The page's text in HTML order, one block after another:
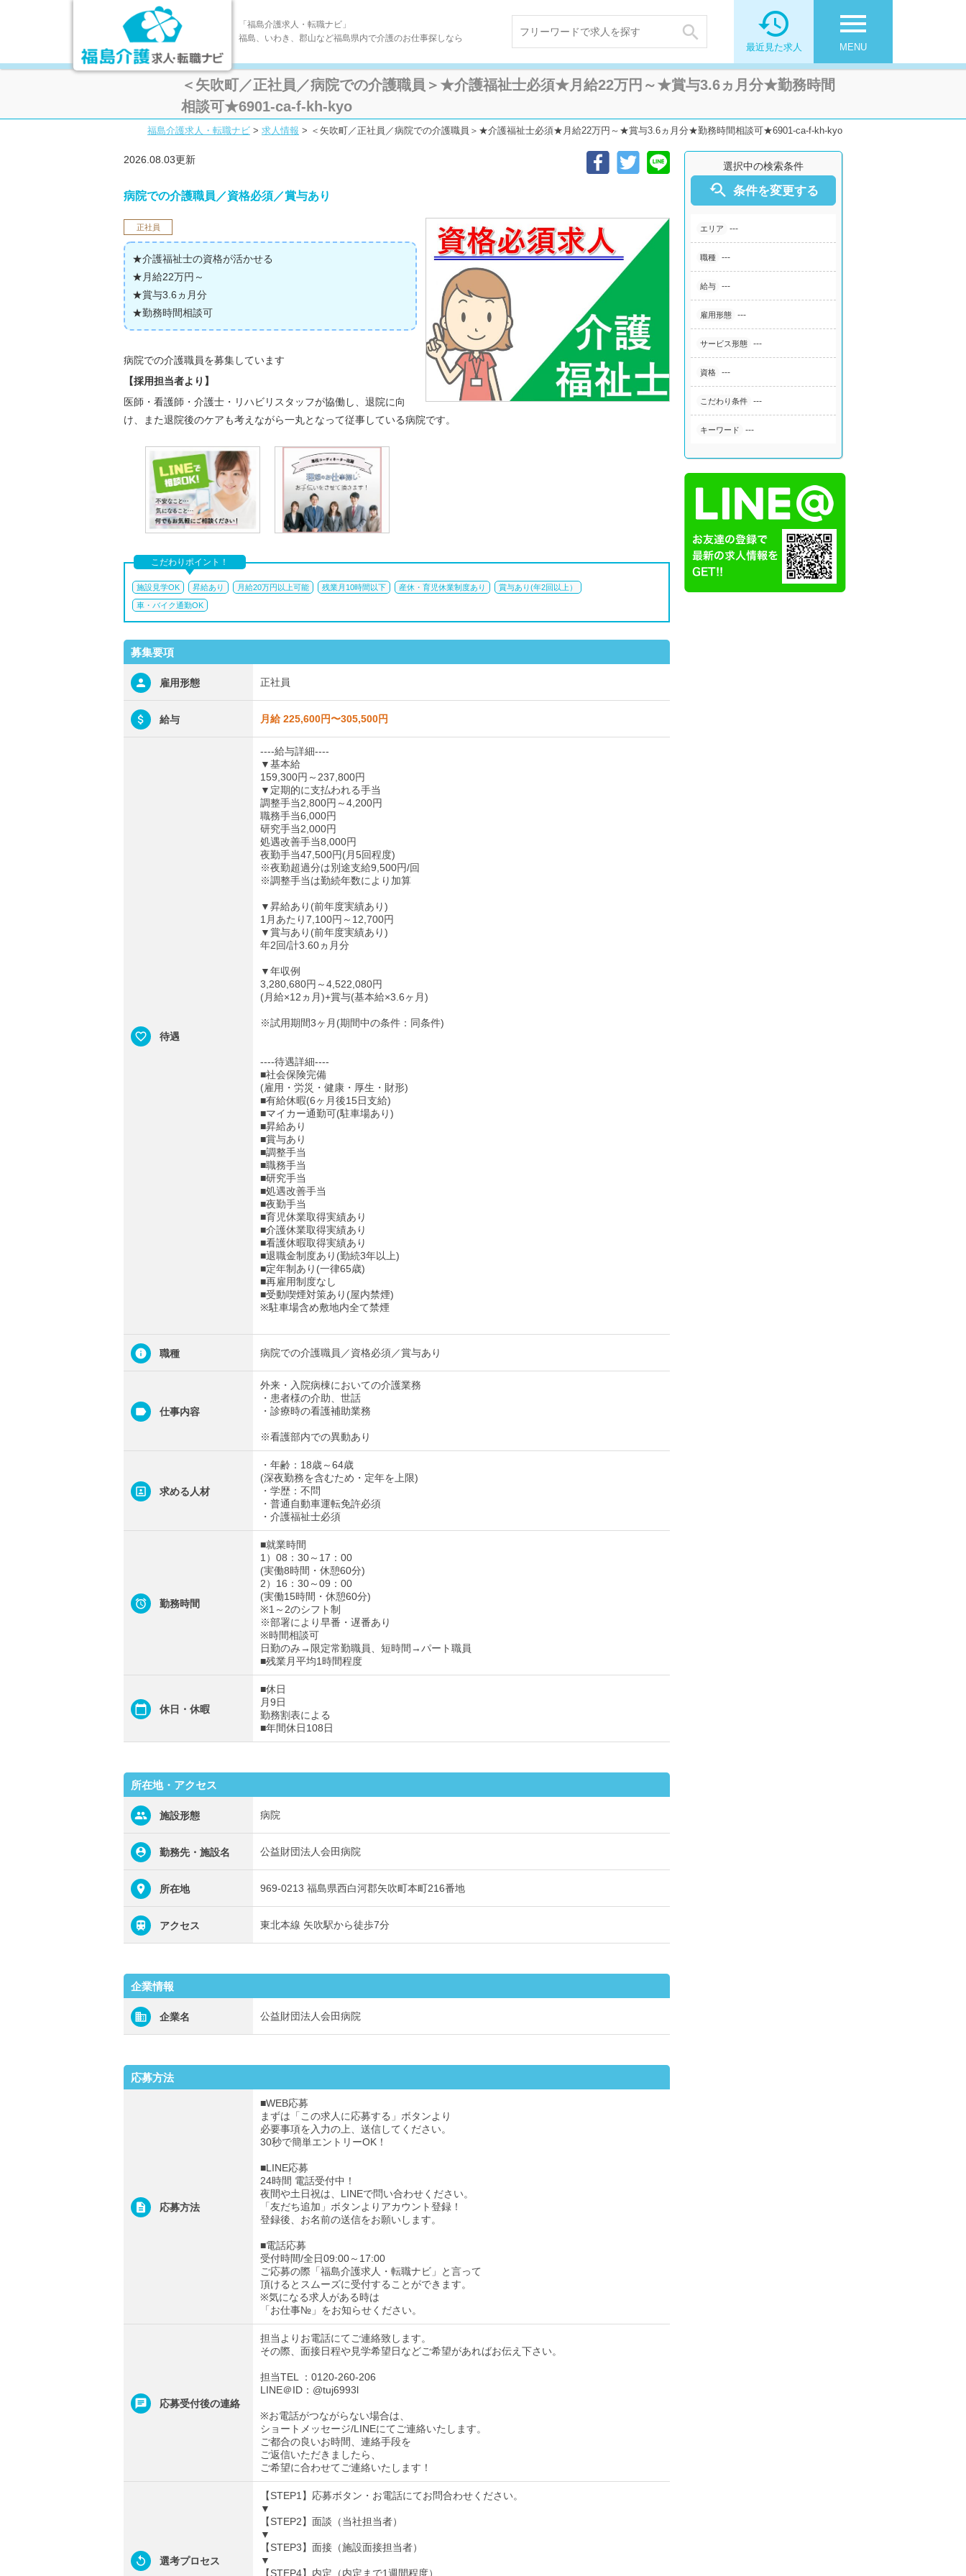
「福島介護求人・転職ナビ」
福島、いわき、郡山など福島県内で介護のお仕事探しなら
 menu
MENU

最近見た求人
＜矢吹町／正社員／病院での介護職員＞★介護福祉士必須★月給22万円～★賞与3.6ヵ月分★勤務時間
相談可★6901-ca-f-kh-kyo
福島介護求人・転職ナビ > 求人情報 > ＜矢吹町／正社員／病院での介護職員＞★介護福祉士必須★月給22万円～★賞与3.6ヵ月分★勤務時間相談可★6901-ca-f-kh-kyo
選択中の検索条件
 条件を変更する
エリア ---
職種 ---
給与 ---
雇用形態 ---
サービス形態 ---
資格 ---
こだわり条件 ---
キーワード ---
2026.08.03更新
病院での介護職員／資格必須／賞与あり
正社員
★介護福祉士の資格が活かせる
★月給22万円～
★賞与3.6ヵ月分
★勤務時間相談可
病院での介護職員を募集しています
【採用担当者より】
医師・看護師・介護士・リハビリスタッフが協働し、退院に向
け、また退院後のケアも考えながら一丸となって従事している病院です。
こだわりポイント！
施設見学OK 昇給あり 月給20万円以上可能 残業月10時間以下 産休・育児休業制度あり 賞与あり(年2回以上）
車・バイク通勤OK
募集要項
雇用形態 正社員
給与 月給 225,600円〜305,500円
待遇
----給与詳細----
▼基本給
159,300円～237,800円
▼定期的に支払われる手当
調整手当2,800円～4,200円
職務手当6,000円
研究手当2,000円
処遇改善手当8,000円
夜勤手当47,500円(月5回程度)
※夜勤超過分は別途支給9,500円/回
※調整手当は勤続年数により加算
▼昇給あり(前年度実績あり)
1月あたり7,100円～12,700円
▼賞与あり(前年度実績あり)
年2回/計3.60ヵ月分
▼年収例
3,280,680円～4,522,080円
(月給×12ヵ月)+賞与(基本給×3.6ヶ月)
※試用期間3ヶ月(期間中の条件：同条件)
----待遇詳細----
■社会保険完備
(雇用・労災・健康・厚生・財形)
■有給休暇(6ヶ月後15日支給)
■マイカー通勤可(駐車場あり)
■昇給あり
■賞与あり
■調整手当
■職務手当
■研究手当
■処遇改善手当
■夜勤手当
■育児休業取得実績あり
■介護休業取得実績あり
■看護休暇取得実績あり
■退職金制度あり(勤続3年以上)
■定年制あり(一律65歳)
■再雇用制度なし
■受動喫煙対策あり(屋内禁煙)
※駐車場含め敷地内全て禁煙
職種 病院での介護職員／資格必須／賞与あり
仕事内容
外来・入院病棟においての介護業務
・患者様の介助、世話
・診療時の看護補助業務
※看護部内での異動あり
求める人材
・年齢：18歳～64歳
(深夜勤務を含むため・定年を上限)
・学歴：不問
・普通自動車運転免許必須
・介護福祉士必須
勤務時間
■就業時間
1）08：30～17：00
(実働8時間・休憩60分)
2）16：30～09：00
(実働15時間・休憩60分)
※1～2のシフト制
※部署により早番・遅番あり
※時間相談可
日勤のみ→限定常勤職員、短時間→パート職員
■残業月平均1時間程度
休日・休暇
■休日
月9日
勤務割表による
■年間休日108日
所在地・アクセス
施設形態 病院
勤務先・施設名 公益財団法人会田病院
所在地 969-0213 福島県西白河郡矢吹町本町216番地
アクセス 東北本線 矢吹駅から徒歩7分
企業情報
企業名 公益財団法人会田病院
応募方法
応募方法
■WEB応募
まずは「この求人に応募する」ボタンより
必要事項を入力の上、送信してください。
30秒で簡単エントリーOK！
■LINE応募
24時間 電話受付中！
夜間や土日祝は、LINEで問い合わせください。
「友だち追加」ボタンよりアカウント登録！
登録後、お名前の送信をお願いします。
■電話応募
受付時間/全日09:00～17:00
ご応募の際「福島介護求人・転職ナビ」と言って
頂けるとスムーズに受付することができます。
※気になる求人がある時は
「お仕事№」をお知らせください。
応募受付後の連絡
担当よりお電話にてご連絡致します。
その際、面接日程や見学希望日などご希望があればお伝え下さい。
担当TEL ：0120-260-206
LINE＠ID：@tuj6993l
※お電話がつながらない場合は、
ショートメッセージ/LINEにてご連絡いたします。
ご都合の良いお時間、連絡手段を
ご返信いただきましたら、
ご希望に合わせてご連絡いたします！
選考プロセス
【STEP1】応募ボタン・お電話にてお問合わせください。
▼
【STEP2】面談（当社担当者）
▼
【STEP3】面接（施設面接担当者）
▼
【STEP4】内定（内定まで1週間程度）